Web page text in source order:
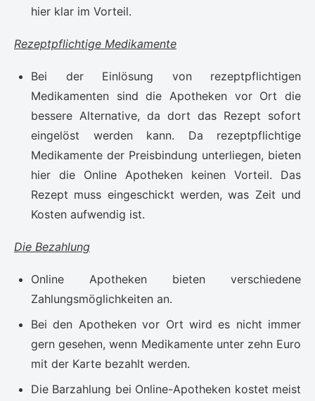
hier klar im Vorteil.
Rezeptpflichtige Medikamente
Bei der Einlösung von rezeptpflichtigen
Medikamenten sind die Apotheken vor Ort die
bessere Alternative, da dort das Rezept sofort
eingelöst werden kann. Da rezeptpflichtige
Medikamente der Preisbindung unterliegen, bieten
hier die Online Apotheken keinen Vorteil. Das
Rezept muss eingeschickt werden, was Zeit und
Kosten aufwendig ist.
Die Bezahlung
Online Apotheken bieten verschiedene
Zahlungsmöglichkeiten an.
Bei den Apotheken vor Ort wird es nicht immer
gern gesehen, wenn Medikamente unter zehn Euro
mit der Karte bezahlt werden.
Die Barzahlung bei Online-Apotheken kostet meist